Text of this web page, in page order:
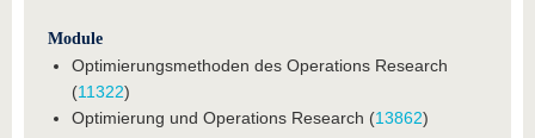
Module
Optimierungsmethoden des Operations Research
(11322)
Optimierung und Operations Research (13862)